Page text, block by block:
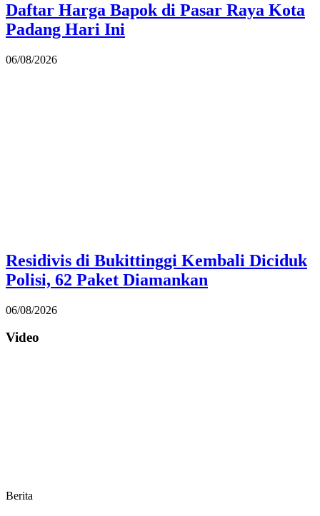
Daftar Harga Bapok di Pasar Raya Kota
Padang Hari Ini
06/08/2026
Residivis di Bukittinggi Kembali Diciduk
Polisi, 62 Paket Diamankan
06/08/2026
Video
Berita